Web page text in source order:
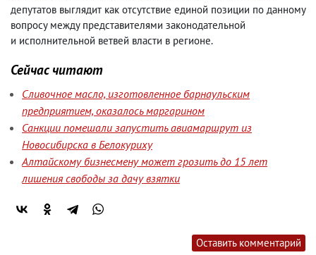
депутатов выглядит как отсутствие единой позиции по данному
вопросу между представителями законодательной
и исполнительной ветвей власти в регионе.
Сейчас читают
Сливочное масло, изготовленное барнаульским
предприятием, оказалось маргарином
Санкции помешали запустить авиамаршрут из
Новосибирска в Белокуриху
Алтайскому бизнесмену может грозить до 15 лет
лишения свободы за дачу взятки
Оставить комментарий